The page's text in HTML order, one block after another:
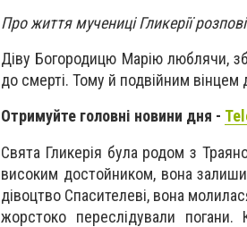
Про життя мучениці Гликерії
Діву Богородицю Марію люблячи,
до смерті. Тому й подвійним
Отримуйте головні новини дня -
Свята Гликерія була родом з
високим достойником, вона
дівоцтво Спасителеві, вона
жорстоко переслідували погани.